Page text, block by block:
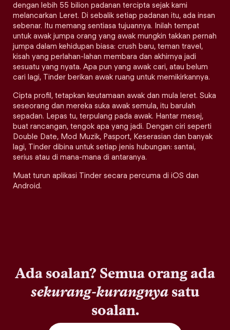
dengan lebih 55 bilion padanan tercipta sejak kami
melancarkan Leret. Di sebalik setiap padanan itu, ada insan
sebenar. Itu memang sentiasa tujuannya. Inilah tempat
untuk awak jumpa orang yang awak mungkin takkan pernah
jumpa dalam kehidupan biasa: crush baru, teman travel,
kisah yang perlahan-lahan membara dan akhirnya jadi
sesuatu yang nyata. Apa pun yang awak cari, atau belum
cari lagi, Tinder berikan awak ruang untuk memikirkannya.
Cipta profil, tetapkan keutamaan awak dan mula leret. Suka
seseorang dan mereka suka awak semula, itu barulah
sepadan. Lepas tu, terpulang pada awak. Hantar mesej,
buat rancangan, tengok apa yang jadi. Dengan ciri seperti
Double Date, Mod Muzik, Pasport, Keserasian dan banyak
lagi, Tinder dibina untuk setiap jenis hubungan: santai,
serius atau di mana-mana di antaranya.
Muat turun aplikasi Tinder secara percuma di iOS dan
Android.
Ada soalan? Semua orang ada
sekurang-kurangnya satu
soalan.